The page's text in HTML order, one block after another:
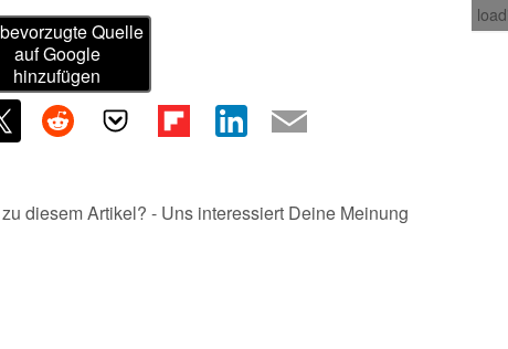
Quelle
auf Google
hinzufügen
diesem Artikel? - Uns interessiert Deine Meinung